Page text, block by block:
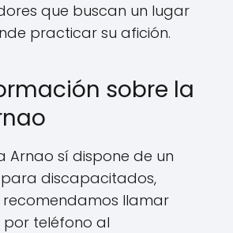
que buscan un lugar
practicar su afición.
sobre la
Arnao sí dispone de un
discapacitados,
llamar
por teléfono al